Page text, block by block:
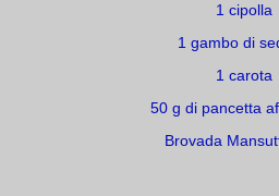
1 cipolla
1 gambo di
1 carota
50 g di pancetta
Brovada